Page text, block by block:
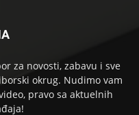
za novosti, zabavu i sve
okrug. Nudimo vam
pravo sa aktuelnih